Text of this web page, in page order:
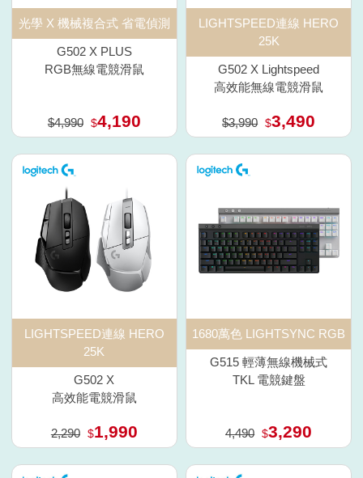
光學 X 機械複合式 省電偵測
G502 X PLUS
RGB無線電競滑鼠
$4,990 $4,190
LIGHTSPEED連線 HERO
25K
G502 X Lightspeed
高效能無線電競滑鼠
$3,990 $3,490
LIGHTSPEED連線 HERO
25K
G502 X
高效能電競滑鼠
2,290 $1,990
1680萬色 LIGHTSYNC RGB
G515 輕薄無線機械式
TKL 電競鍵盤
4,490 $3,290